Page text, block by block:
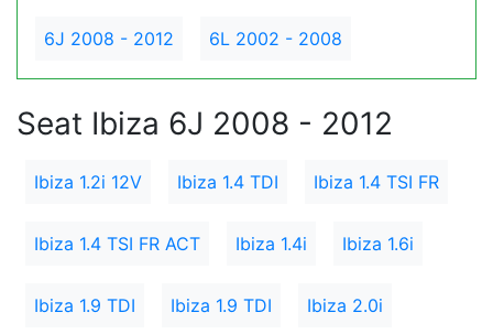
6J 2008 - 2012 6L 2002 - 2008
Seat Ibiza 6J 2008 - 2012
Ibiza 1.2i 12V Ibiza 1.4 TDI Ibiza 1.4 TSI FR
Ibiza 1.4 TSI FR ACT Ibiza 1.4i Ibiza 1.6i
Ibiza 1.9 TDI Ibiza 1.9 TDI Ibiza 2.0i